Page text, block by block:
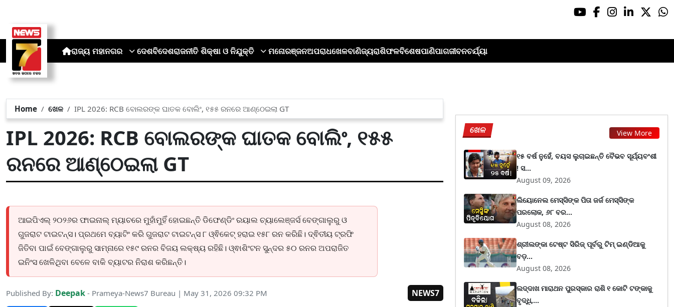
ରାଜ୍ୟ ମହାନଗର ଦେଶବିଦେଶରାଜନୀତି ଶିକ୍ଷା ଓ ନିଯୁକ୍ତି ମନୋରଞ୍ଜନଅପରାଧଖେଳବାଣିଜ୍ୟରାଶିଫଳବିଶେଷପାଣିପାଗଜୀବନଚର୍ଯ୍ୟା
Home ଖେଳ IPL 2026: RCB ବୋଲରଙ୍କ ଘାତକ ବୋଲିଂ, ୧୫୫ ରନରେ ଆଣ୍ଠେଇଲା GT
IPL 2026: RCB ବୋଲରଙ୍କ ଘାତକ ବୋଲିଂ, ୧୫୫
ରନରେ ଆଣ୍ଠେଇଲା GT
ଆଇପିଏଲ୍ ୨୦୨୬ର ଫାଇନାଲ୍ ମ୍ୟାଚରେ ମୁହାଁମୁହିଁ ହୋଇଛନ୍ତି ଡିଫେଣ୍ଡିଂ ରୟାଲ ଚ୍ୟାଲେଞ୍ଜର୍ସ ବେଙ୍ଗାଲୁରୁ ଓ
ଗୁଜରାଟ ଟାଇଟନ୍ସ। ପ୍ରଥମେ ବ୍ୟାଟିଂ କରି ଗୁଜରାଟ ଟାଇଟନ୍ସ ୮ ଓ୍ଵିକେଟ୍ ହରାଇ ୧୫୮ ରନ କରିଛି। ଦ୍ଵିତୀୟ ଟ୍ରଫି
ଜିତିବା ପାଇଁ ବେଙ୍ଗାଲୁରୁ ସାମ୍ନାରେ ୧୫୯ ରନର ବିଜୟ ଲକ୍ଷ୍ୟ ରହିଛି। ଓ୍ଵାଶିଂଟନ ସୁନ୍ଦର ୫୦ ରନର ଅପରାଜିତ
ଇନିଂସ ଖେଳିଥିବା ବେଳେ ବାକି ବ୍ୟାଟର ନିରାଶ କରିଛନ୍ତି।
Published By: Deepak - Prameya-News7 Bureau | May 31, 2026 09:32 PM
NEWS7
ଖେଳ View More
୧୫ ବର୍ଷ ନୁହେଁ, ବୟସ ଲୁଚାଇଛନ୍ତି ବୈଭବ ସୂର୍ଯ୍ୟବଂଶୀ
! ସ...
August 09, 2026
ଲିୟୋନେଲ ମେସ୍ସିଙ୍କ ପିତା ଜର୍ଜ ମେସ୍ସିଙ୍କ
ପରଲୋକ, ୬୮ ବର...
August 08, 2026
ଶ୍ରୀଲଙ୍କା ଟେଷ୍ଟ ସିରିଜ୍‌ ପୂର୍ବରୁ ଟିମ୍‌ ଇଣ୍ଡିଆକୁ
ବଡ଼...
August 08, 2026
ଲଦ୍ଦାଖ ମାରାଥନ ପୁରସ୍କାର ରାଶି ୧ କୋଟି ଟଙ୍କାକୁ
ବୃଦ୍ଧି,...